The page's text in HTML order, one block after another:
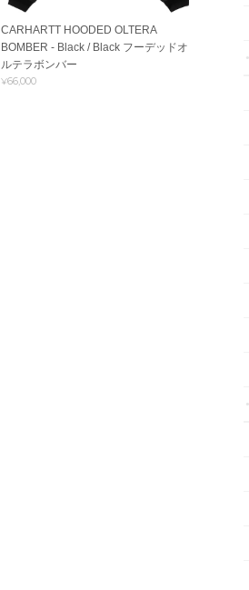
CARHARTT HOODED OLTERA
BOMBER - Black / Black フーデッドオ
ルテラボンバー
¥66,000